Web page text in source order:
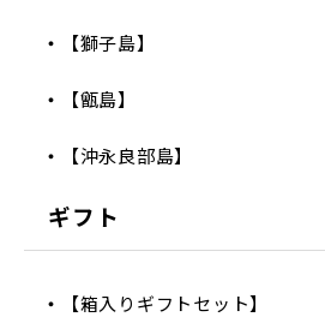
【獅子島】
【甑島】
【沖永良部島】
ギフト
【箱入りギフトセット】